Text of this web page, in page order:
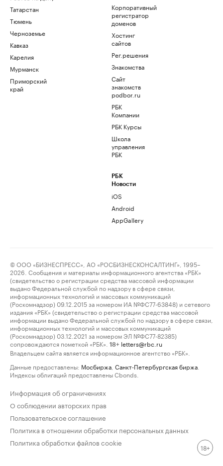
Татарстан
Тюмень
Черноземье
Кавказ
Карелия
Мурманск
Приморский
край
Корпоративный
регистратор
доменов
Хостинг
сайтов
Рег.решения
Знакомства
Сайт
знакомств
podbor.ru
РБК
Компании
РБК Курсы
Школа
управления
РБК
РБК
Новости
iOS
Android
AppGallery
© ООО «БИЗНЕСПРЕСС», АО «РОСБИЗНЕСКОНСАЛТИНГ», 1995–
2026. Сообщения и материалы информационного агентства «РБК»
(свидетельство о регистрации средства массовой информации
выдано Федеральной службой по надзору в сфере связи,
информационных технологий и массовых коммуникаций
(Роскомнадзор) 09.12.2015 за номером ИА №ФС77-63848) и сетевого
издания «РБК» (свидетельство о регистрации средства массовой
информации выдано Федеральной службой по надзору в сфере связи,
информационных технологий и массовых коммуникаций
(Роскомнадзор) 03.12.2021 за номером ЭЛ №ФС77-82385)
сопровождаются пометкой «РБК».
18+ letters@rbc.ru
Владельцем сайта является информационное агентство «РБК».
Данные предоставлены: Мосбиржа Санкт-Петербургская биржа
Индексы облигаций предоставлены Cbonds.
Информация об ограничениях
О соблюдении авторских прав
Пользовательское соглашение
Политика в отношении обработки персональных данных
Политика обработки файлов cookie
18+